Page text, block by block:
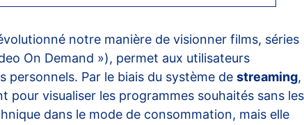
notre manière de visionner films, séries
On Demand »), permet aux utilisateurs
personnels. Par le biais du système de streaming,
visualiser les programmes souhaités sans les
dans le mode de consommation, mais elle